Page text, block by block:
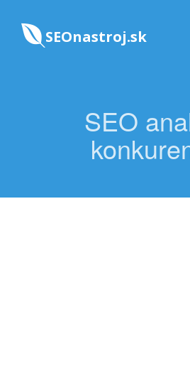
SEOnastroj.sk
SEO